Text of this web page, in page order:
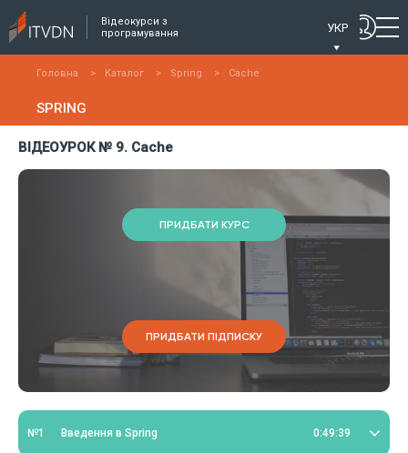
Відеокурси з
програмування
УКР
Головна > Каталог > Spring > Cache
SPRING
ВІДЕОУРОК № 9. Cache
ПРИДБАТИ КУРС
ПРИДБАТИ ПІДПИСКУ
№1 Введення в Spring 0:49:39